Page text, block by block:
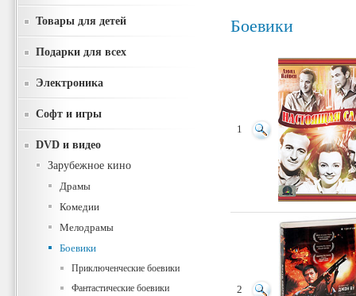
Товары для детей
Подарки для всех
Электроника
Софт и игры
DVD и видео
Зарубежное кино
Драмы
Комедии
Мелодрамы
Боевики
Приключенческие боевики
Фантастические боевики
Боевики
1
2